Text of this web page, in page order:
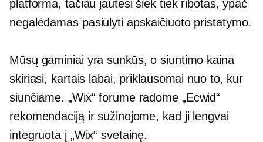
platforma, tačiau jautėsi šiek tiek ribotas, ypač
negalėdamas pasiūlyti apskaičiuoto pristatymo.
Mūsų gaminiai yra sunkūs, o siuntimo kaina
skiriasi, kartais labai, priklausomai nuo to, kur
siunčiame. „Wix“ forume radome „Ecwid“
rekomendaciją ir sužinojome, kad ji lengvai
integruota į „Wix“ svetainę.